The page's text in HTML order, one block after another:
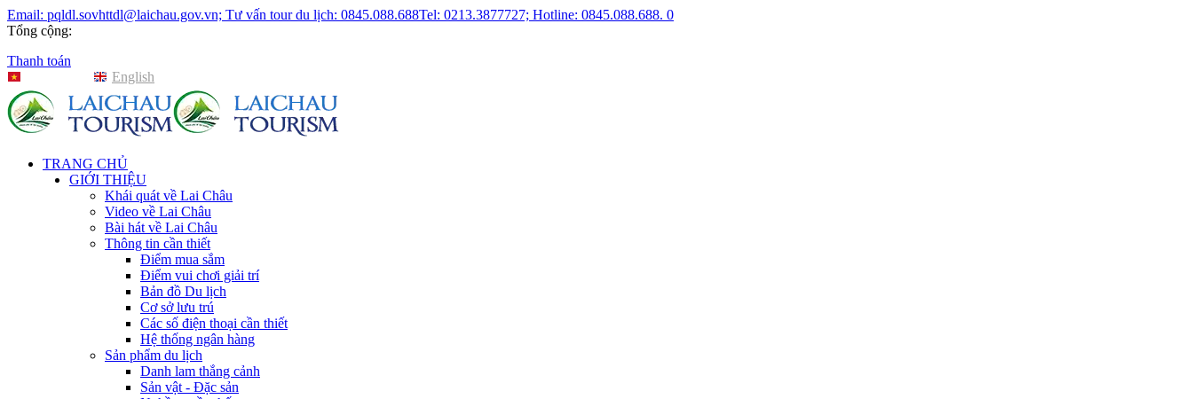
Email: pqldl.sovhttdl@laichau.gov.vn; Tư vấn tour du lịch: 0845.088.688Tel: 0213.3877727; Hotline: 0845.088.688. 0
Tổng cộng:
Thanh toán
English
TRANG CHỦ
GIỚI THIỆU
Khái quát về Lai Châu
Video về Lai Châu
Bài hát về Lai Châu
Thông tin cần thiết
Điểm mua sắm
Điểm vui chơi giải trí
Bản đồ Du lịch
Cơ sở lưu trú
Các số điện thoại cần thiết
Hệ thống ngân hàng
Sản phẩm du lịch
Danh lam thắng cảnh
Sản vật - Đặc sản